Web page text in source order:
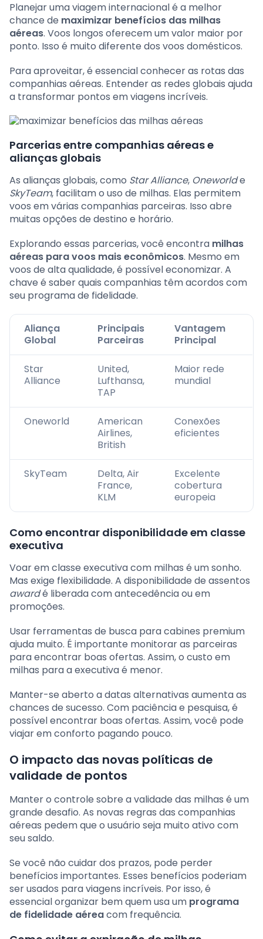
Planejar uma viagem internacional é a melhor
chance de maximizar benefícios das milhas
aéreas. Voos longos oferecem um valor maior por
ponto. Isso é muito diferente dos voos domésticos.
Para aproveitar, é essencial conhecer as rotas das
companhias aéreas. Entender as redes globais ajuda
a transformar pontos em viagens incríveis.
Parcerias entre companhias aéreas e
alianças globais
As alianças globais, como Star Alliance, Oneworlde
SkyTeam, facilitam o uso de milhas. Elas permitem
voos em várias companhias parceiras. Isso abre
muitas opções de destino e horário.
Explorando essas parcerias, você encontra milhas
aéreas para voos mais econômicos. Mesmo em
voos de alta qualidade, é possível economizar. A
chave é saber quais companhias têm acordos com
seu programa de fidelidade.
Aliança
Global
Principais
Parceiras
Vantagem
Principal
Star
Alliance
United,
Lufthansa,
TAP
Maior rede
mundial
Oneworld
American
Airlines,
British
Conexões
eficientes
SkyTeam
Delta, Air
France,
KLM
Excelente
cobertura
europeia
Como encontrar disponibilidade em classe
executiva
Voar em classe executiva com milhas é um sonho.
Mas exige flexibilidade. A disponibilidade de assentos
awardé liberada com antecedência ou em
promoções.
Usar ferramentas de busca para cabines premium
ajuda muito. É importante monitorar as parceiras
para encontrar boas ofertas. Assim, o custo em
milhas para a executiva é menor.
Manter-se aberto a datas alternativas aumenta as
chances de sucesso. Com paciência e pesquisa, é
possível encontrar boas ofertas. Assim, você pode
viajar em conforto pagando pouco.
O impacto das novas políticas de
validade de pontos
Manter o controle sobre a validade das milhas é um
grande desafio. As novas regras das companhias
aéreas pedem que o usuário seja muito ativo com
seu saldo.
Se você não cuidar dos prazos, pode perder
benefícios importantes. Esses benefícios poderiam
ser usados para viagens incríveis. Por isso, é
essencial organizar bem quem usa um programa
de fidelidade aéreacom frequência.